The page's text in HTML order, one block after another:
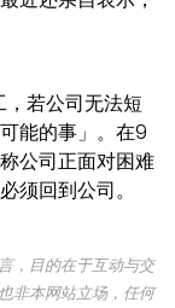
，若公司无法短
能的事」。在9
公司正面对困难
须回到公司。
，目的在于互动与交
非本网站立场，任何